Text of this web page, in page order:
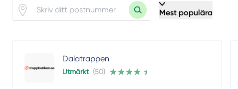
Mest populära
Dalatrappen
Utmärkt (50)